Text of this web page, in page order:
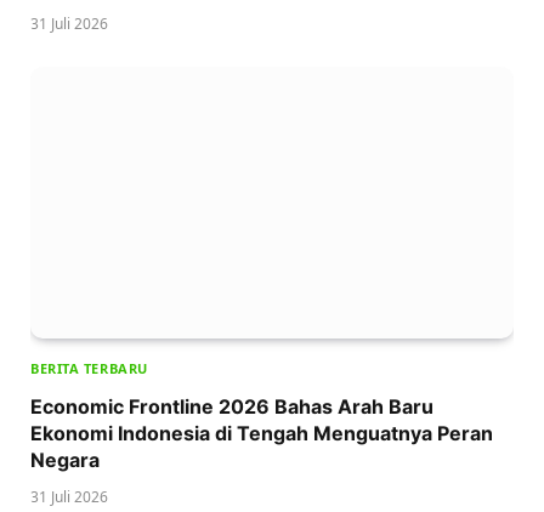
31 Juli 2026
BERITA TERBARU
Economic Frontline 2026 Bahas Arah Baru
Ekonomi Indonesia di Tengah Menguatnya Peran
Negara
31 Juli 2026